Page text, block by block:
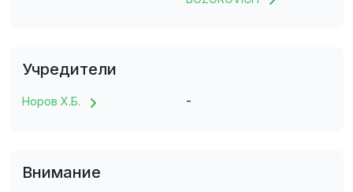
Учредители
Hоров Х.Б. -
Внимание